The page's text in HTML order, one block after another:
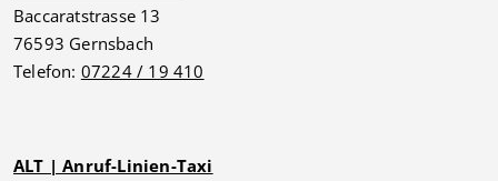
Baccaratstrasse 13
76593 Gernsbach
Telefon: 07224 / 19 410
ALT | Anruf-Linien-Taxi